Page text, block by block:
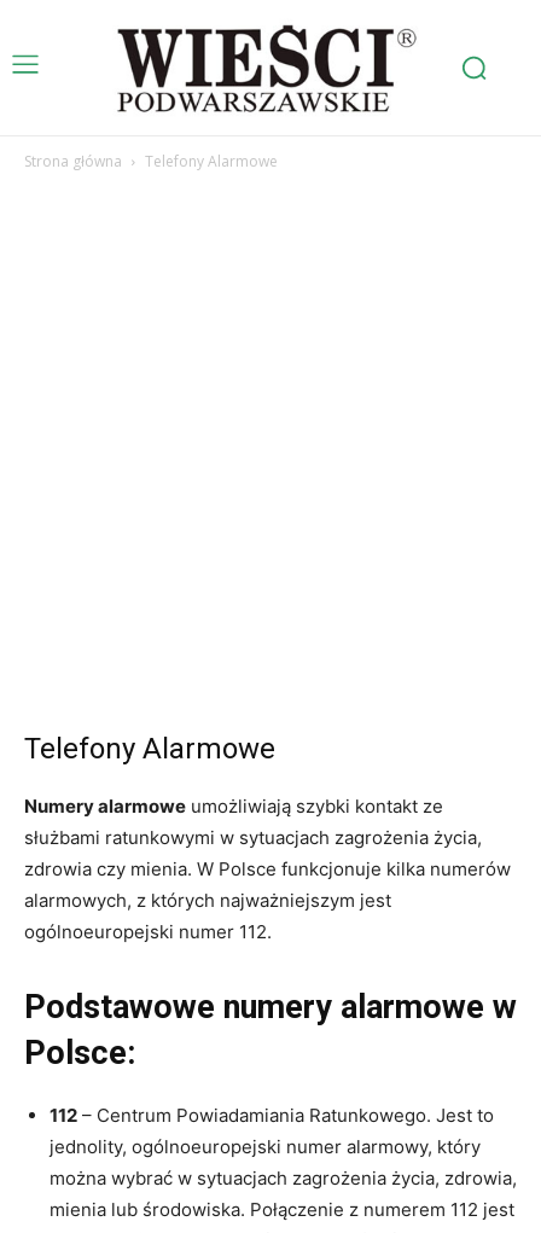
Strona główna Telefony Alarmowe
Telefony Alarmowe
Numery alarmowe umożliwiają szybki kontakt ze
służbami ratunkowymi w sytuacjach zagrożenia życia,
zdrowia czy mienia. W Polsce funkcjonuje kilka numerów
alarmowych, z których najważniejszym jest
ogólnoeuropejski numer 112.
Podstawowe numery alarmowe w
Polsce:
112 – Centrum Powiadamiania Ratunkowego. Jest to
jednolity, ogólnoeuropejski numer alarmowy, który
można wybrać w sytuacjach zagrożenia życia, zdrowia,
mienia lub środowiska. Połączenie z numerem 112 jest